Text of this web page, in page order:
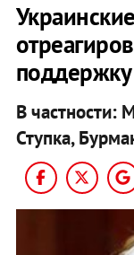
В частности:
Ступка,